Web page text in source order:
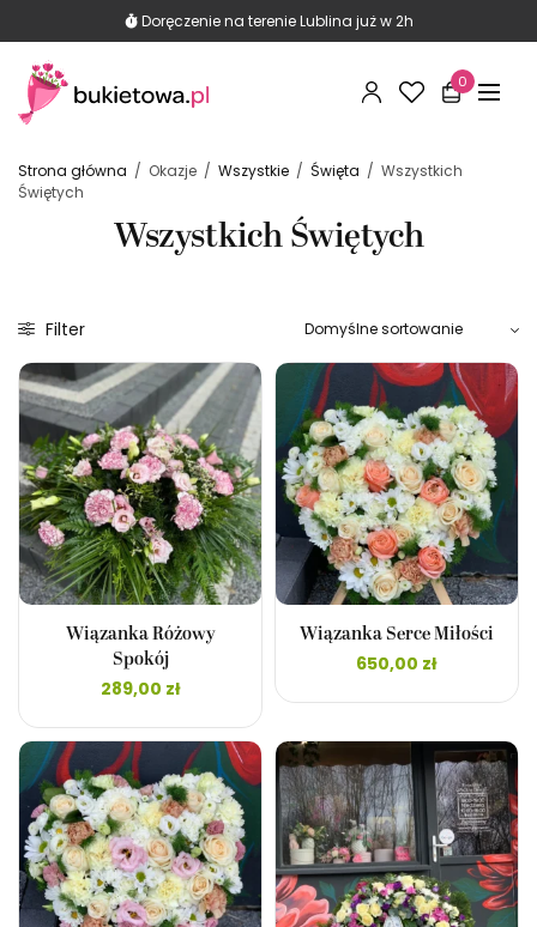
Znajdź nas na mapie i przeczytaj opinie
Doręczenie na terenie Lublina już w 2h
290 opinii Google
0
Strona główna / Okazje / Wszystkie / Święta / Wszystkich
Świętych
Wszystkich Świętych
Filter
Wiązanka Różowy
Spokój
289,00 zł
Wiązanka Serce Miłości
650,00 zł